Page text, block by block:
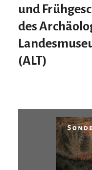
und
desA
L
(ALT)